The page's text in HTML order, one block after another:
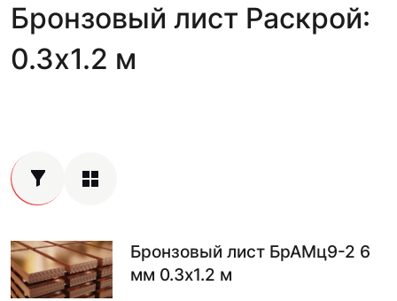
Бронзовый лист Раскрой:
0.3х1.2 м
Бронзовый лист БрАМц9-2 6
мм 0.3х1.2 м